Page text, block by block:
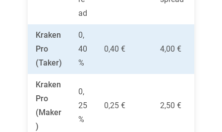
ad
Kraken
Pro
(Taker)
0,
40
%
0,40 € 4,00 €
Kraken
Pro
(Maker
)
0,
25
%
0,25 € 2,50 €